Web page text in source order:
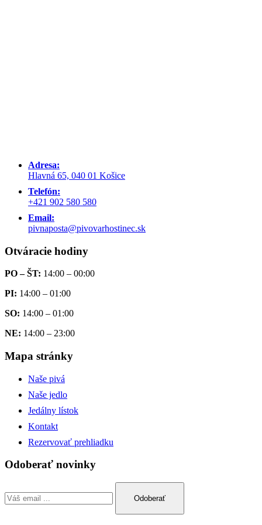
Adresa:
Hlavná 65, 040 01 Košice
Telefón:
+421 902 580 580
Email:
pivnaposta@pivovarhostinec.sk
Otváracie hodiny
PO – ŠT: 14:00 – 00:00
PI: 14:00 – 01:00
SO: 14:00 – 01:00
NE: 14:00 – 23:00
Mapa stránky
Naše pivá
Naše jedlo
Jedálny lístok
Kontakt
Rezervovať prehliadku
Odoberať novinky
Odoberať